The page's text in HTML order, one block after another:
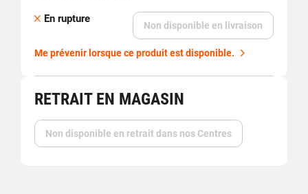
En rupture
Non disponible en livraison
Me prévenir lorsque ce produit est disponible.
RETRAIT EN MAGASIN
Non disponible en retrait dans nos Centres